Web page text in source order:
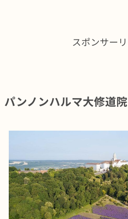
スポンサー
パンノンハルマ大修道